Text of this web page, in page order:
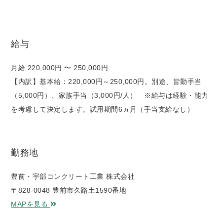
給与
月給 220,000円 〜 250,000円
【内訳】基本給：220,000円～250,000円。別途、皆勤手当
（5,000円）、家族手当（3,000円/人） ※給与は経験・能力
を考慮して決定します。試用期間6ヵ月（手当支給なし）
勤務地
豊前・宇部コンクリート工業 株式会社
〒828-0048 豊前市久路土1590番地
MAPを見る